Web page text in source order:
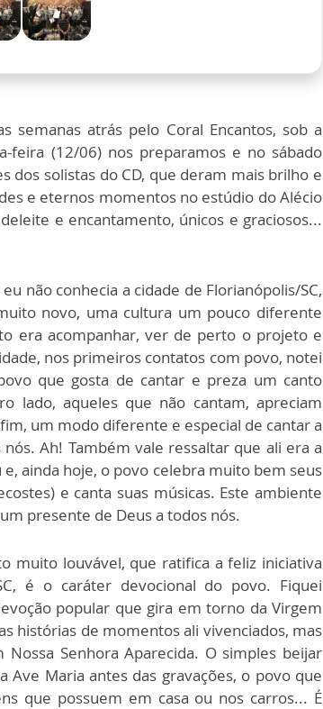
semanas atrás pelo Coral Encantos, sob a
feira (12/06) nos preparamos e no sábado
dos solistas do CD, que deram mais brilho e
e eternos momentos no estúdio do Alécio
e encantamento, únicos e graciosos...
não conhecia a cidade de Florianópolis/SC,
novo, uma cultura um pouco diferente
era acompanhar, ver de perto o projeto e
nos primeiros contatos com povo, notei
que gosta de cantar e preza um canto
lado, aqueles que não cantam, apreciam
um modo diferente e especial de cantar a
Ah! Também vale ressaltar que ali era a
ainda hoje, o povo celebra muito bem seus
e canta suas músicas. Este ambiente
presente de Deus a todos nós.
muito louvável, que ratifica a feliz iniciativa
é o caráter devocional do povo. Fiquei
popular que gira em torno da Virgem
histórias de momentos ali vivenciados, mas
Senhora Aparecida. O simples beijar
Maria antes das gravações, o povo que
que possuem em casa ou nos carros... É